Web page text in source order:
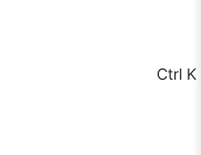
Ctrl K